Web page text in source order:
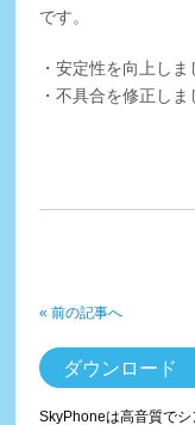
です。
・安定性を向上しま
・不具合を修正しま
« 前の記事へ
ダウンロード
SkyPhoneは高音質で